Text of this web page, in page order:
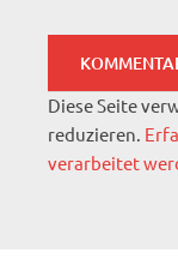
Diese Seite
reduzieren.
verarbeitet